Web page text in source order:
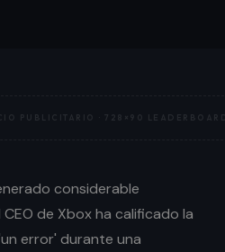
PUBLICITARIO ·728×90 LEADERBOARD
considerable
de Xbox ha calificado la
error' durante una